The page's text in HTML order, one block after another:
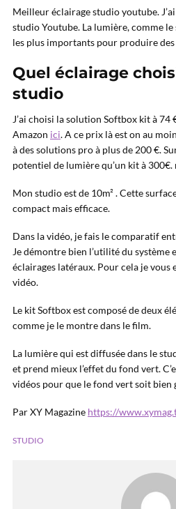
Meilleur éclairage studio youtube.
studio Youtube. La lumière, comme
les plus importants pour produire des
Quel éclairage
studio
J’ai choisi la solution Softbox kit à 74
Amazon ici. A ce prix là est on au
à des solutions pro à plus de 200 €.
potentiel de lumière qu’un kit à
Mon studio est de 10m² . Cette
compact mais efficace.
Dans la vidéo, je fais le comparatif
Je démontre bien l’utilité du système
éclairages latéraux. Pour cela je vous
vidéo.
Le kit Softbox est composé de deux
comme je le montre dans le film.
La lumière qui est diffusée dans le
et prend mieux l’effet du fond vert.
vidéos pour que le fond vert soit bien
Par XY Magazine https://
STUDIO